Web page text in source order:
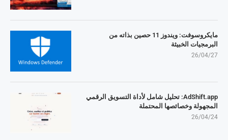
مايكروسوفت: ويندوز 11 حصين بذاته من
البرمجيات الخبيثة
26/04/27
AdShift.app: تحليل شامل لأداة التسويق الرقمي
المجهولة وخصائصها المحتملة
26/04/24